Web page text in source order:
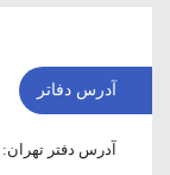
آدرس دفاتر
آدرس دفتر تهران: